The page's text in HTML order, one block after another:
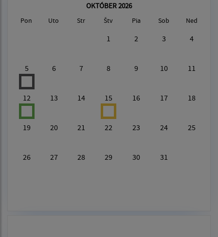
OKTÓBER 2026
Pon Uto Str Štv Pia Sob Ned
1 2 3 4
5 6 7 8 9 10 11
12 13 14 15 16 17 18
19 20 21 22 23 24 25
26 27 28 29 30 31